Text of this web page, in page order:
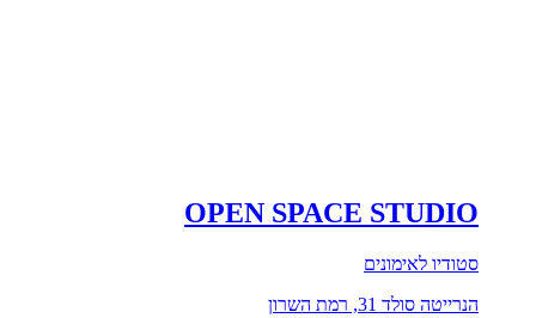
OPEN SPACE STUDIO
סטודיו לאימונים
הנרייטה סולד 31, רמת השרון